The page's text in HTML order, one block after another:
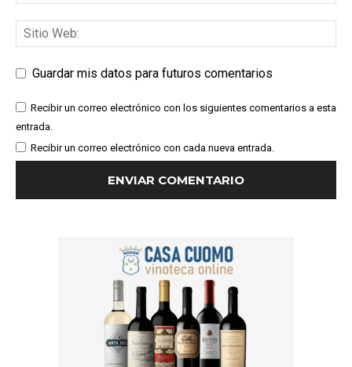
Guardar mis datos para futuros comentarios
Recibir un correo electrónico con los siguientes comentarios a esta
entrada.
Recibir un correo electrónico con cada nueva entrada.